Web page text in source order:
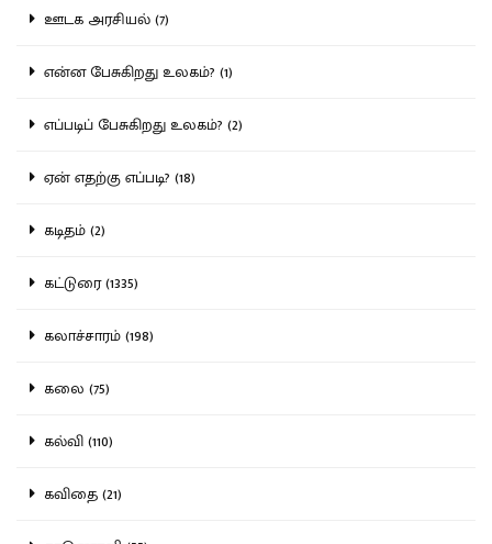
ஊடக அரசியல் (7)
என்ன பேசுகிறது உலகம்? (1)
எப்படிப் பேசுகிறது உலகம்? (2)
ஏன் எதற்கு எப்படி? (18)
கடிதம் (2)
கட்டுரை (1335)
கலாச்சாரம் (198)
கலை (75)
கல்வி (110)
கவிதை (21)